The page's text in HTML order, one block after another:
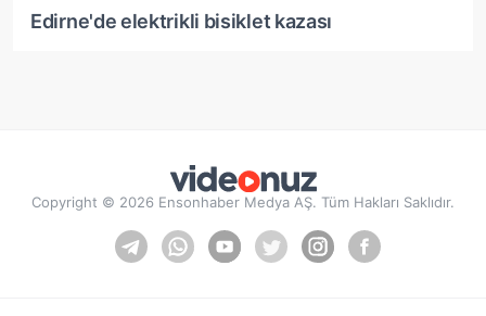
Edirne'de elektrikli bisiklet kazası
Copyright © 2026 Ensonhaber Medya AŞ. Tüm Hakları Saklıdır.